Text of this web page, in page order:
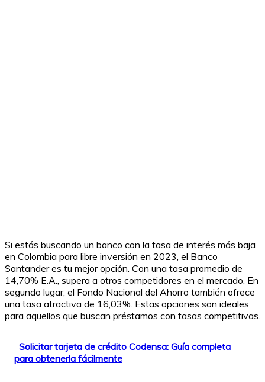
Si estás buscando un banco con la tasa de interés más baja
en Colombia para libre inversión en 2023, el Banco
Santander es tu mejor opción. Con una tasa promedio de
14,70% E.A., supera a otros competidores en el mercado. En
segundo lugar, el Fondo Nacional del Ahorro también ofrece
una tasa atractiva de 16,03%. Estas opciones son ideales
para aquellos que buscan préstamos con tasas competitivas.
Solicitar tarjeta de crédito Codensa: Guía completa
para obtenerla fácilmente